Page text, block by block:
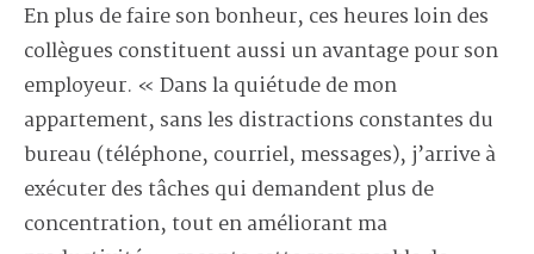
En plus de faire son bonheur, ces heures loin des
collègues constituent aussi un avantage pour son
employeur. « Dans la quiétude de mon
appartement, sans les distractions constantes du
bureau (téléphone, courriel, messages), j’arrive à
exécuter des tâches qui demandent plus de
concentration, tout en améliorant ma